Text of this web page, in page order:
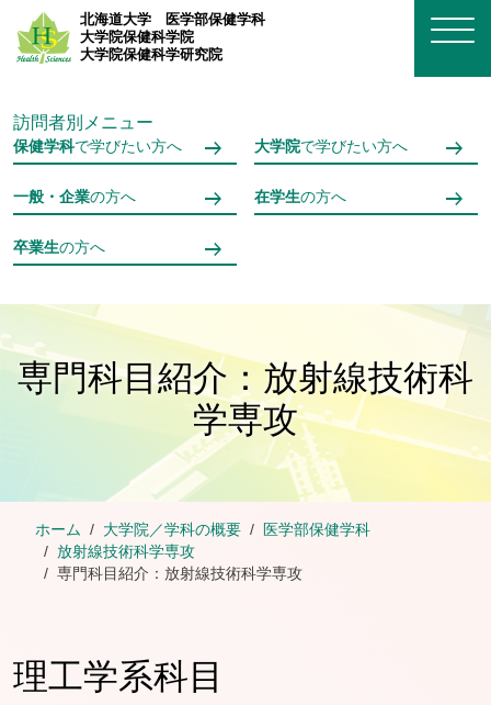
メインコンテンツへスキップ
北海道大学
医学部保健学科
大学院保健科学院
大学院保健科学研究院
訪問者別メニュー
保健学科で学びたい方へ 大学院で学びたい方へ
一般・企業の方へ 在学生の方へ
卒業生の方へ
専門科目紹介：放射線技術科
学専攻
ホーム 大学院／学科の概要
医学部保健学科
放射線技術科学専攻
専門科目紹介：放射線技術科学専攻
理工学系科目